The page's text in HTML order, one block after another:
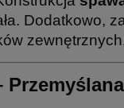
Dodatkowo,